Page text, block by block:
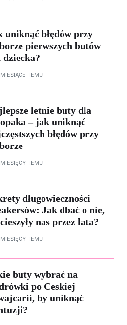
uniknąć błędów przy
pierwszych butów
dziecka?
TEMU
letnie buty dla
– jak uniknąć
błędów przy
TEMU
długowieczności
Jak dbać o nie,
nas przez lata?
TEMU
buty wybrać na
po Ceskiej
by uniknąć